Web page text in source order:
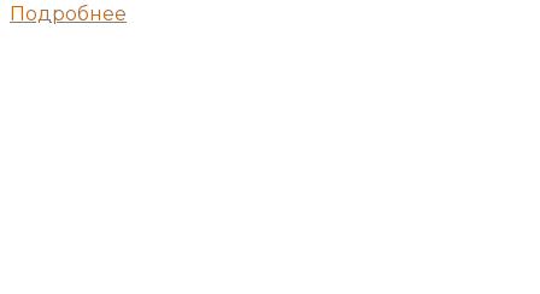
Подробнее